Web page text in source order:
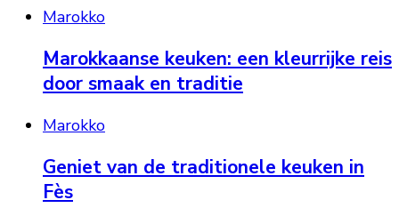
Marokko
Marokkaanse keuken: een kleurrijke reis
door smaak en traditie
Marokko
Geniet van de traditionele keuken in
Fès